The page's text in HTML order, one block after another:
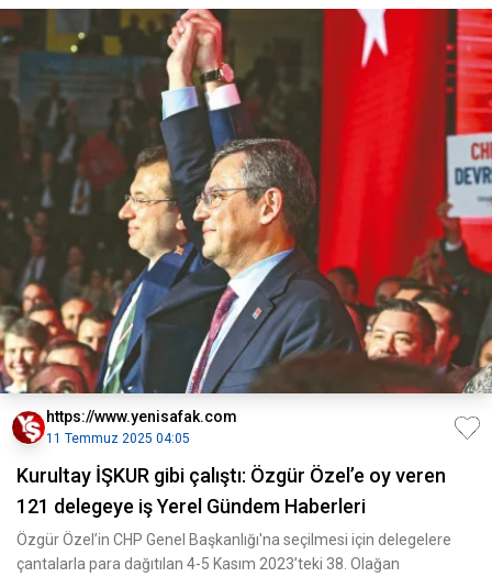
https://www.yenisafak.com
11 Temmuz 2025 04:05
Kurultay İŞKUR gibi çalıştı: Özgür Özel’e oy veren
121 delegeye iş Yerel Gündem Haberleri
Özgür Özel’in CHP Genel Başkanlığı'na seçilmesi için delegelere
çantalarla para dağıtılan 4-5 Kasım 2023’teki 38. Olağan